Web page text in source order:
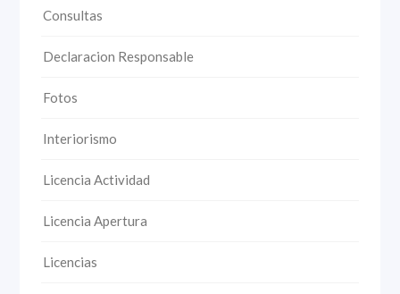
Consultas
Declaracion Responsable
Fotos
Interiorismo
Licencia Actividad
Licencia Apertura
Licencias